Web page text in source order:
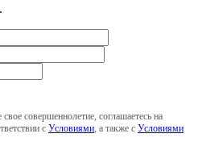
совершеннолетие, соглашаетесь на
с Условиями , а также с Условиями